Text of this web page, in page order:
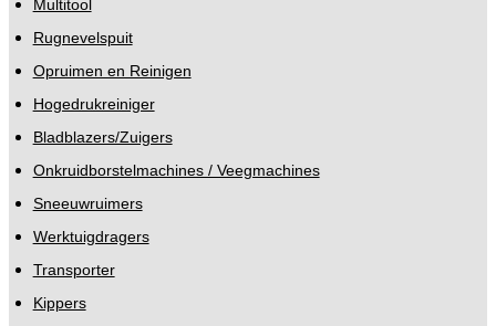
Multitool
Rugnevelspuit
Opruimen en Reinigen
Hogedrukreiniger
Bladblazers/Zuigers
Onkruidborstelmachines / Veegmachines
Sneeuwruimers
Werktuigdragers
Transporter
Kippers